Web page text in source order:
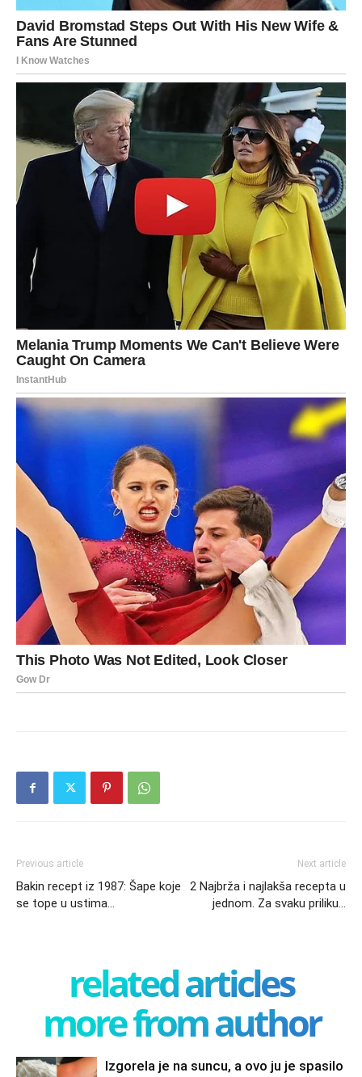
Previous article
Bakin recept iz 1987: Šape koje
se tope u ustima…
Next article
2 Najbrža i najlakša recepta u
jednom. Za svaku priliku…
related articles
more from author
Izgorela je na suncu, a ovo ju je spasilo